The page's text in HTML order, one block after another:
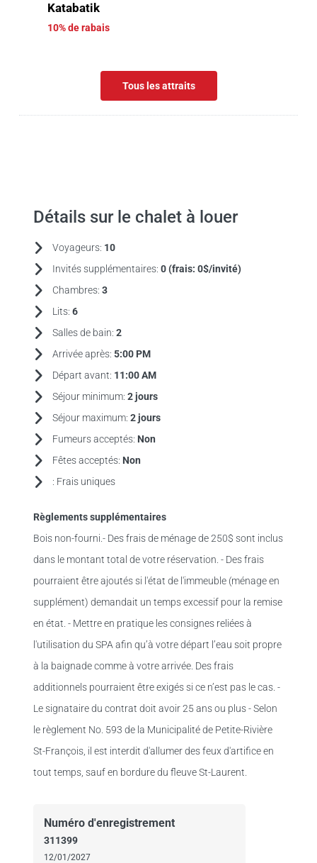
Katabatik
10% de rabais
Tous les attraits
Détails sur le chalet à louer
Voyageurs: 10
Invités supplémentaires: 0 (frais: 0$/invité)
Chambres: 3
Lits: 6
Salles de bain: 2
Arrivée après: 5:00 PM
Départ avant: 11:00 AM
Séjour minimum: 2 jours
Séjour maximum: 2 jours
Fumeurs acceptés: Non
Fêtes acceptés: Non
: Frais uniques
Règlements supplémentaires
Bois non-fourni.- Des frais de ménage de 250$ sont inclus
dans le montant total de votre réservation. - Des frais
pourraient être ajoutés si l'état de l'immeuble (ménage en
supplément) demandait un temps excessif pour la remise
en état. - Mettre en pratique les consignes reliées à
l'utilisation du SPA afin qu’à votre départ l’eau soit propre
à la baignade comme à votre arrivée. Des frais
additionnels pourraient être exigés si ce n’est pas le cas. -
Le signataire du contrat doit avoir 25 ans ou plus - Selon
le règlement No. 593 de la Municipalité de Petite-Rivière
St-François, il est interdit d'allumer des feux d'artifice en
tout temps, sauf en bordure du fleuve St-Laurent.
Numéro d'enregistrement
311399
12/01/2027